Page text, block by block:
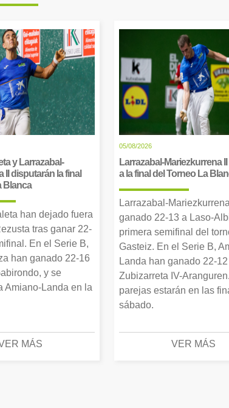
y Larrazabal-
II disputarán la final
Blanca
han dejado fuera
tras ganar 22-
En el Serie B,
han ganado 22-16
y se
Amiano-Landa en la
MÁS
05/08/2026
Larrazabal-Mariezkurrena
a la final del Torneo La
Larrazabal-
ganado 22-13 a Laso-
primera semifinal del
Gasteiz. En el Serie B,
Landa han ganado 22-12
Zubizarreta IV-
parejas estarán en las
sábado.
VER MÁS